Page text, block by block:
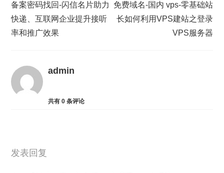
备案密码找回-闪信名片助力
快递、互联网企业提升接听
率和推广效果
免费域名-国内 vps-零基础站
长如何利用VPS建站之登录
VPS服务器
admin
共有0 条评论
发表回复